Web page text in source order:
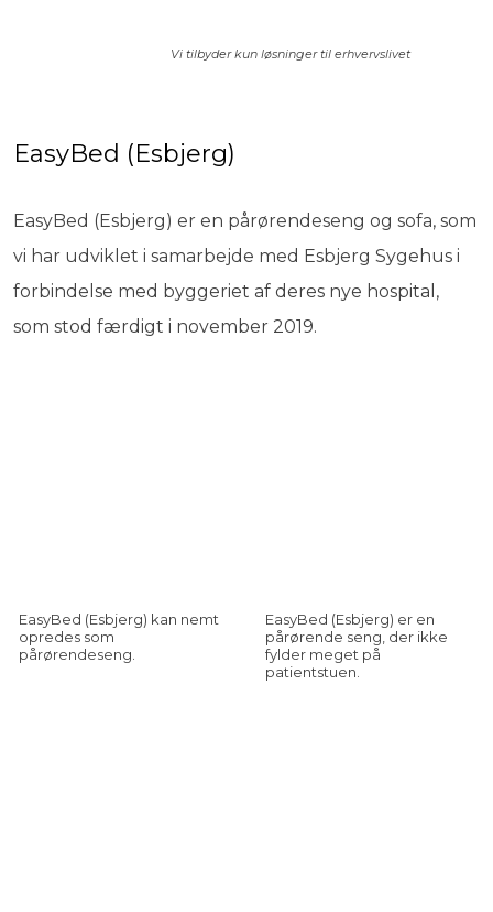
​Vi tilbyder kun løsninger til erhvervslivet
EasyBed (Esbjerg)​
EasyBed (Esbjerg) er en pårørendeseng og sofa, som
vi har udviklet i samarbejde med Esbjerg Sygehus i
forbindelse med byggeriet af deres nye hospital,
som stod færdigt i november 2019.
EasyBed (Esbjerg) kan nemt
opredes som
pårørendeseng.
EasyBed (Esbjerg) er en
pårørende seng, der ikke
fylder meget på
patientstuen.